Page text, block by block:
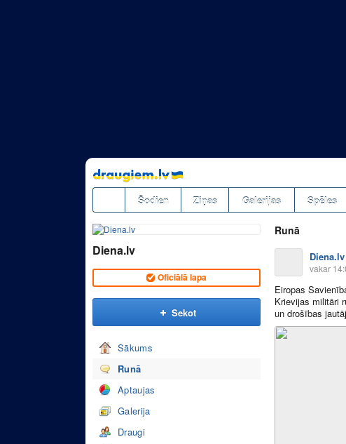
Pāriet
uz
saturu
Šodien Ziņas Galerijas Spēles
Diena.lv
Oficiālā lapa
Sekot
Sākums
Runā
Aptaujas
Galerija
Draugi
Runā
Diena.lv
vakar
Eiropas
Krievijas militāri
un drošības